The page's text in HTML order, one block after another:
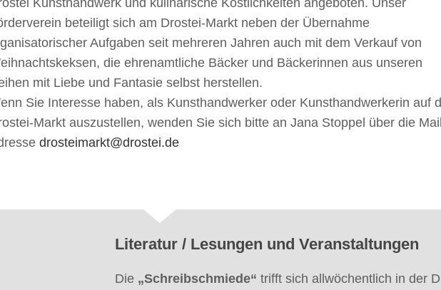
Kunsthandwerk und kulinarische Köstlichkeiten angeboten. Unser
beteiligt sich am Drostei-Markt neben der Übernahme
Aufgaben seit mehreren Jahren auch mit dem Verkauf von
die ehrenamtliche Bäcker und Bäckerinnen aus unseren
mit Liebe und Fantasie selbst herstellen.
Sie Interesse haben, als Kunsthandwerker oder Kunsthandwerkerin auf
Markt auszustellen, wenden Sie sich bitte an Jana Stoppel über die
drosteimarkt@drostei.de
Literatur / Lesungen und Veranstaltungen
Die „Schreibschmiede“ trifft sich allwöchentlich in der